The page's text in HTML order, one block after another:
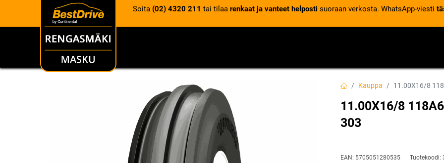
Soita (02) 4320 211 tai tilaa renkaat ja vanteet helposti suoraan verkosta. WhatsApp-viesti
RENKAAT
Kauppa 11.00X16/8
11.00X16/8
303
EAN: 5705051280535 Tuotekoodi: